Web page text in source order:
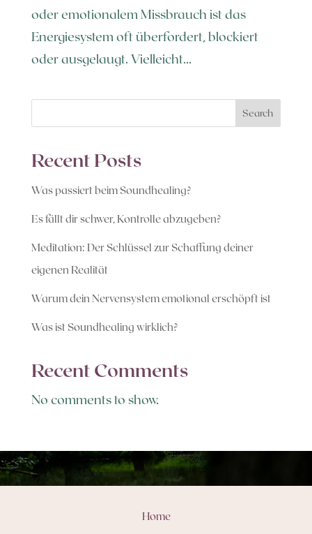
oder emotionalem Missbrauch ist das
Energiesystem oft überfordert, blockiert
oder ausgelaugt. Vielleicht...
Search
Recent Posts
Was passiert beim Soundhealing?
Es fällt dir schwer, Kontrolle abzugeben?
Meditation: Der Schlüssel zur Schaffung deiner
eigenen Realität
Warum dein Nervensystem emotional erschöpft ist
Was ist Soundhealing wirklich?
Recent Comments
No comments to show.
Home